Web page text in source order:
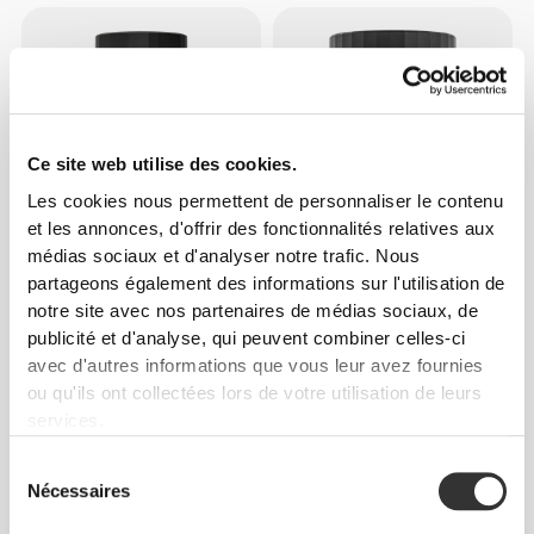
Ce site web utilise des cookies.
Les cookies nous permettent de personnaliser le contenu
et les annonces, d'offrir des fonctionnalités relatives aux
médias sociaux et d'analyser notre trafic. Nous
partageons également des informations sur l'utilisation de
notre site avec nos partenaires de médias sociaux, de
publicité et d'analyse, qui peuvent combiner celles-ci
avec d'autres informations que vous leur avez fournies
ou qu'ils ont collectées lors de votre utilisation de leurs
Nécessaires
€24.99
30%
Amino PUMP - 30 serv
€25.99
Créatine GlycoFusion 300 g